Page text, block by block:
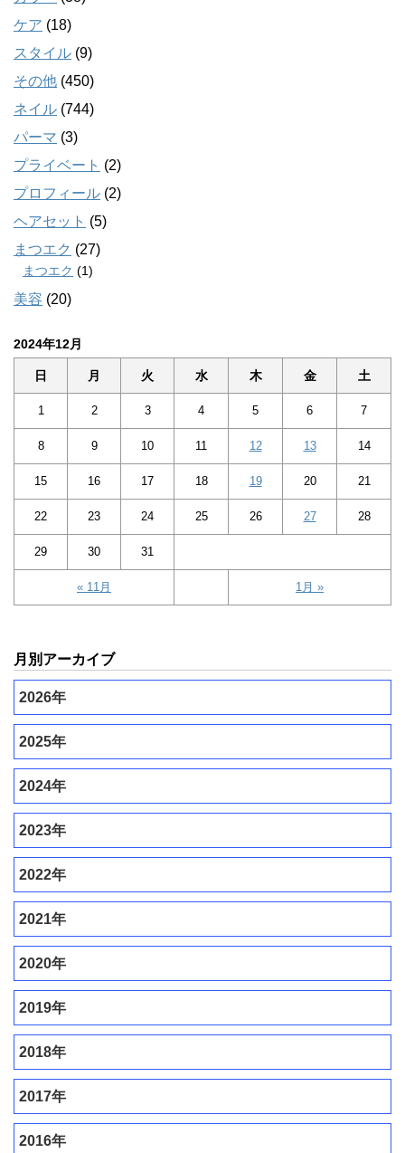
ケア (18)
スタイル (9)
その他 (450)
ネイル (744)
パーマ (3)
プライベート (2)
プロフィール (2)
ヘアセット (5)
まつエク (27)
まつエク (1)
美容 (20)
2024年12月
日 月 火 水 木 金 土
« 11月 1月 »
1 2 3 4 5 6 7
8 9 10 11 12 13 14
15 16 17 18 19 20 21
22 23 24 25 26 27 28
29 30 31
月別アーカイブ
2026年
2025年
2024年
2023年
2022年
2021年
2020年
2019年
2018年
2017年
2016年